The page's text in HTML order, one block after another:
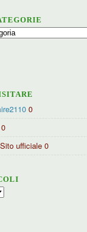
0
0
Sito ufficiale 0